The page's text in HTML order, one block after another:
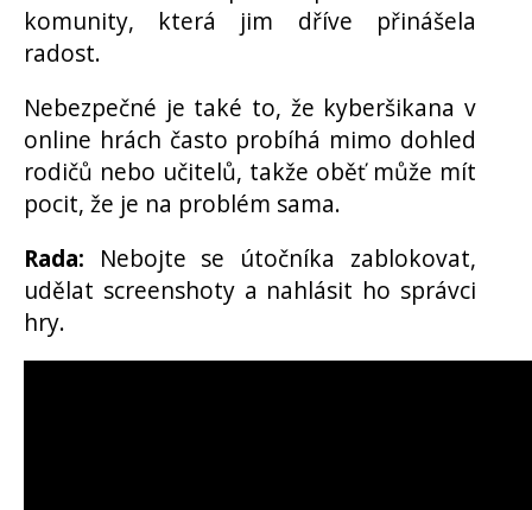
komunity, která jim dříve přinášela
radost.
Nebezpečné je také to, že kyberšikana v
online hrách často probíhá mimo dohled
rodičů nebo učitelů, takže oběť může mít
pocit, že je na problém sama.
Rada: Nebojte se útočníka zablokovat,
udělat screenshoty a nahlásit ho správci
hry.